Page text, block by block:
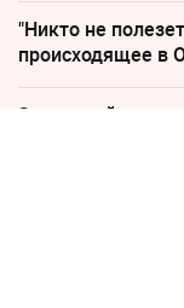
"Никто не
происходящее в
Зеленский